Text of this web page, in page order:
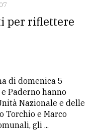
per riflettere
di domenica 5
Paderno hanno
Nazionale e delle
Torchio e Marco
gli ...